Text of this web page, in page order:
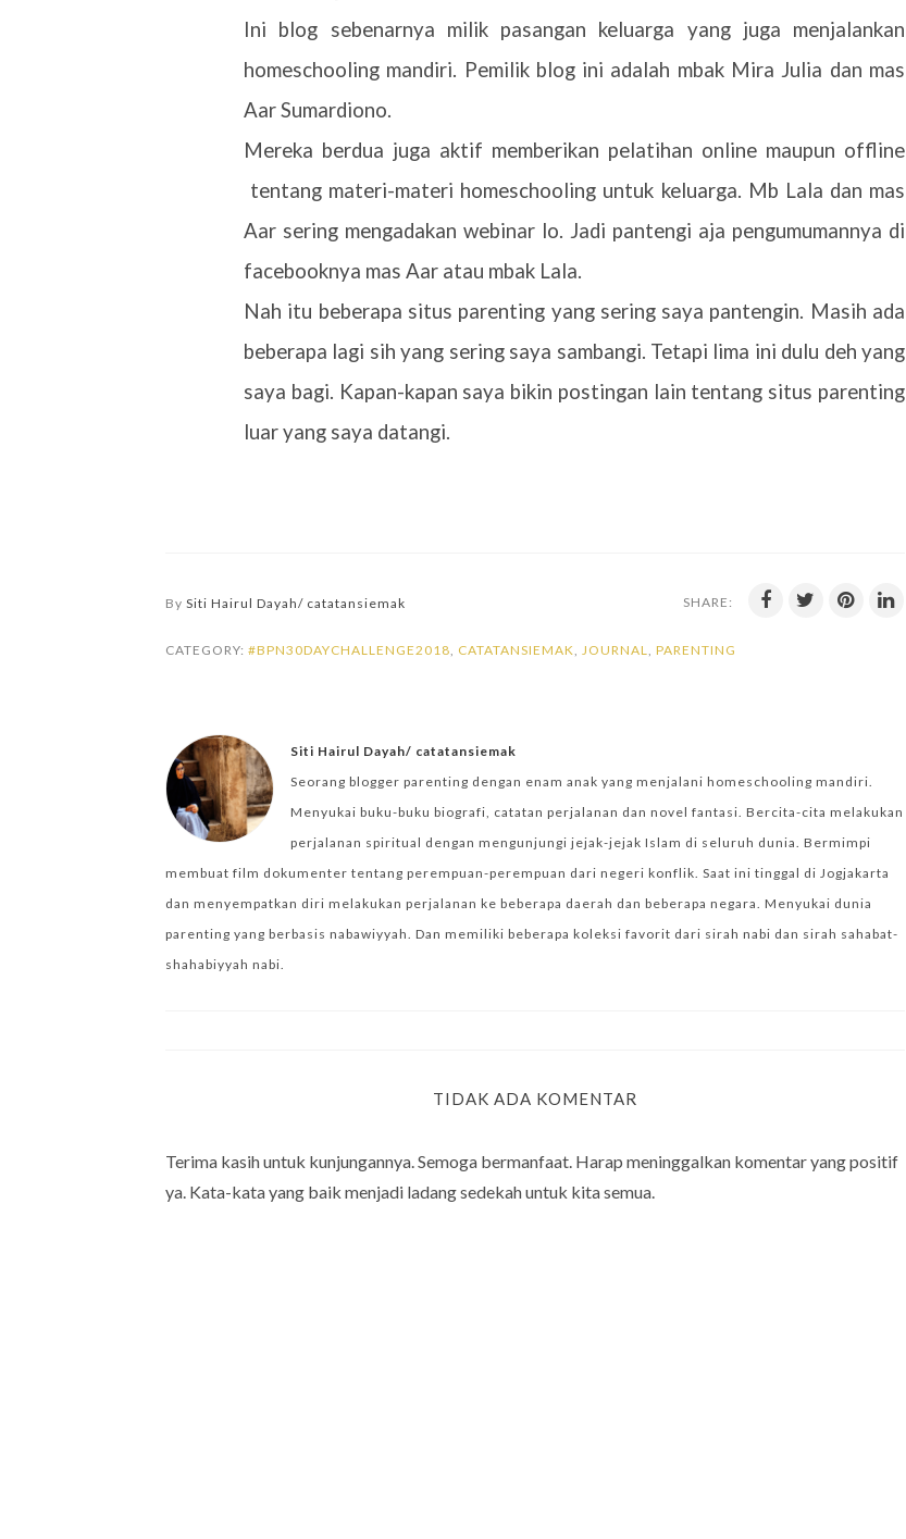
Ini blog sebenarnya milik pasangan keluarga yang juga menjalankan
homeschooling mandiri. Pemilik blog ini adalah mbak Mira Julia dan mas
Aar Sumardiono.
Mereka berdua juga aktif memberikan pelatihan online maupun offline
tentang materi-materi homeschooling untuk keluarga. Mb Lala dan mas
Aar sering mengadakan webinar lo. Jadi pantengi aja pengumumannya di
facebooknya mas Aar atau mbak Lala.
Nah itu beberapa situs parenting yang sering saya pantengin. Masih ada
beberapa lagi sih yang sering saya sambangi. Tetapi lima ini dulu deh yang
saya bagi. Kapan-kapan saya bikin postingan lain tentang situs parenting
luar yang saya datangi.
By Siti Hairul Dayah/ catatansiemak SHARE:
CATEGORY: #BPN30DAYCHALLENGE2018, CATATANSIEMAK, JOURNAL, PARENTING
Siti Hairul Dayah/ catatansiemak
Seorang blogger parenting dengan enam anak yang menjalani homeschooling mandiri.
Menyukai buku-buku biografi, catatan perjalanan dan novel fantasi. Bercita-cita melakukan
perjalanan spiritual dengan mengunjungi jejak-jejak Islam di seluruh dunia. Bermimpi
membuat film dokumenter tentang perempuan-perempuan dari negeri konflik. Saat ini tinggal di Jogjakarta
dan menyempatkan diri melakukan perjalanan ke beberapa daerah dan beberapa negara. Menyukai dunia
parenting yang berbasis nabawiyyah. Dan memiliki beberapa koleksi favorit dari sirah nabi dan sirah sahabat-
shahabiyyah nabi.
TIDAK ADA KOMENTAR
Terima kasih untuk kunjungannya. Semoga bermanfaat. Harap meninggalkan komentar yang positif
ya. Kata-kata yang baik menjadi ladang sedekah untuk kita semua.